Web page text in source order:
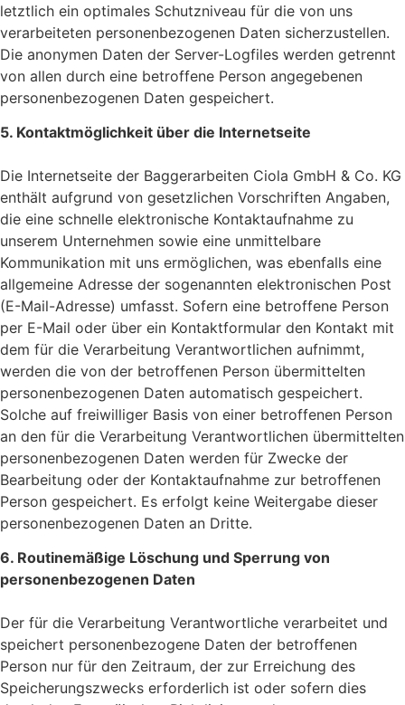
letztlich ein optimales Schutzniveau für die von uns
verarbeiteten personenbezogenen Daten sicherzustellen.
Die anonymen Daten der Server-Logfiles werden getrennt
von allen durch eine betroffene Person angegebenen
personenbezogenen Daten gespeichert.
5. Kontaktmöglichkeit über die Internetseite
Die Internetseite der Baggerarbeiten Ciola GmbH & Co. KG
enthält aufgrund von gesetzlichen Vorschriften Angaben,
die eine schnelle elektronische Kontaktaufnahme zu
unserem Unternehmen sowie eine unmittelbare
Kommunikation mit uns ermöglichen, was ebenfalls eine
allgemeine Adresse der sogenannten elektronischen Post
(E-Mail-Adresse) umfasst. Sofern eine betroffene Person
per E-Mail oder über ein Kontaktformular den Kontakt mit
dem für die Verarbeitung Verantwortlichen aufnimmt,
werden die von der betroffenen Person übermittelten
personenbezogenen Daten automatisch gespeichert.
Solche auf freiwilliger Basis von einer betroffenen Person
an den für die Verarbeitung Verantwortlichen übermittelten
personenbezogenen Daten werden für Zwecke der
Bearbeitung oder der Kontaktaufnahme zur betroffenen
Person gespeichert. Es erfolgt keine Weitergabe dieser
personenbezogenen Daten an Dritte.
6. Routinemäßige Löschung und Sperrung von
personenbezogenen Daten
Der für die Verarbeitung Verantwortliche verarbeitet und
speichert personenbezogene Daten der betroffenen
Person nur für den Zeitraum, der zur Erreichung des
Speicherungszwecks erforderlich ist oder sofern dies